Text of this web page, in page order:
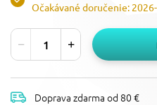
Očakávané doručenie:
Doprava zdarma od 80 €